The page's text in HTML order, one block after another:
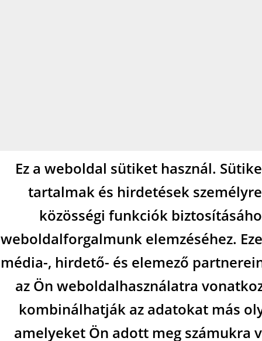
Ez a weboldal sütiket használ.
tartalmak és hirdetések
közösségi funkciók
weboldalforgalmunk elemzéséhez.
média-, hirdető- és elemező
az Ön weboldalhasználatra
kombinálhatják az adatokat más
amelyeket Ön adott meg számukra